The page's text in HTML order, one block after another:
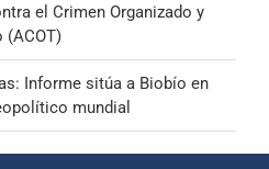
el Crimen Organizado y
(ACOT)
Informe sitúa a Biobío en
mundial